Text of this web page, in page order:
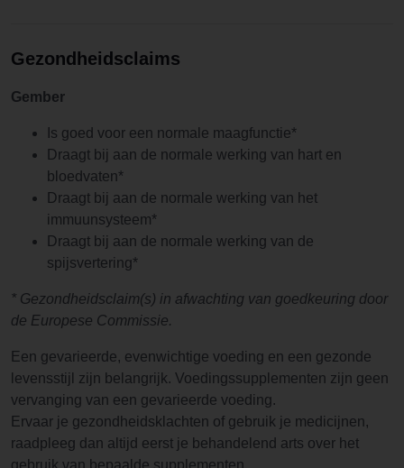
Gezondheidsclaims
Gember
Is goed voor een normale maagfunctie*
Draagt bij aan de normale werking van hart en
bloedvaten*
Draagt bij aan de normale werking van het
immuunsysteem*
Draagt bij aan de normale werking van de
spijsvertering*
* Gezondheidsclaim(s) in afwachting van goedkeuring door
de Europese Commissie.
Een gevarieerde, evenwichtige voeding en een gezonde
levensstijl zijn belangrijk. Voedingssupplementen zijn geen
vervanging van een gevarieerde voeding.
Ervaar je gezondheidsklachten of gebruik je medicijnen,
raadpleeg dan altijd eerst je behandelend arts over het